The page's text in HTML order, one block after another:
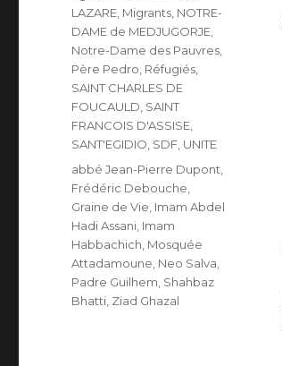
LAZARE Migrants NOTRE-
DAME de MEDJUGORJE
Notre-Dame des Pauvres
Père Pedro Réfugiés
SAINT CHARLES DE
FOUCAULD SAINT
FRANCOIS D'ASSISE
SANT'EGIDIO SDF UNITE
Étiquettes
abbé Jean-Pierre Dupont
Frédéric Debouche
Graine de Vie Imam Abdel
Hadi Assani Imam
Habbachich Mosquée
Attadamoune Neo Salva
Padre Guilhem Shahbaz
Bhatti Ziad Ghazal